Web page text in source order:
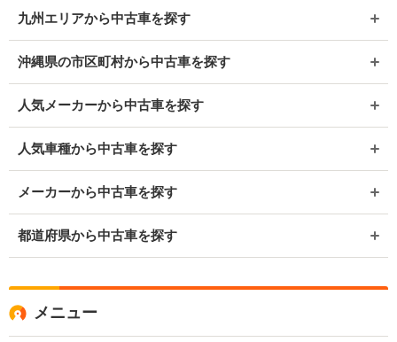
九州エリアから中古車を探す
沖縄県の市区町村から中古車を探す
人気メーカーから中古車を探す
人気車種から中古車を探す
メーカーから中古車を探す
都道府県から中古車を探す
メニュー